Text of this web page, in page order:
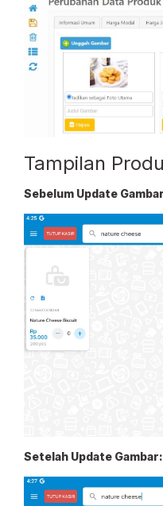
Tampilan
Sebelum Update
Setelah Update Gambar: